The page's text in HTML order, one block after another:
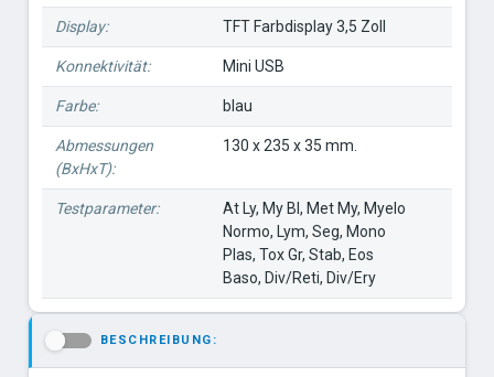
Display: TFT Farbdisplay 3,5 Zoll
Konnektivität: Mini USB
Farbe: blau
Abmessungen
(BxHxT):
130 x 235 x 35 mm.
Testparameter:
At Ly, My Bl, Met My, Myelo
Normo, Lym, Seg, Mono
Plas, Tox Gr, Stab, Eos
Baso, Div/Reti, Div/Ery
BESCHREIBUNG: